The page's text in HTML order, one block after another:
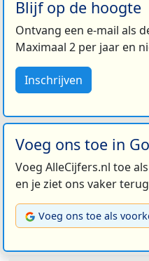
Blijf op de hoogte
Ontvang een e-mail als
Maximaal 2 per jaar en
Inschrijven
Voeg ons toe in
Voeg AlleCijfers.nl toe
en je ziet ons vaker
Voeg ons toe als